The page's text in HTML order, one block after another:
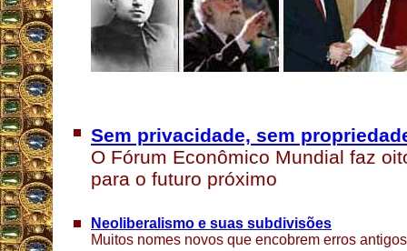
Sem privacidade, sem
O Fórum Econômico Mundial faz
para o futuro próximo
Neoliberalismo e suas subdivisões
Muitos nomes novos que encobrem erros antigos